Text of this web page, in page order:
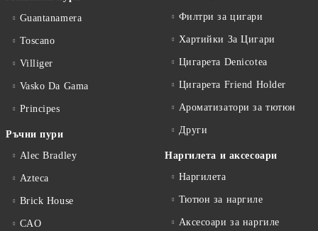
Guantanamera
Toscano
Villiger
Vasko Da Gama
Principes
Ръчни пури
Alec Bradley
Azteca
Brick House
CAO
Филтри за цигари
Хартийки За Цигари
Цигарета Denicotea
Цигарета Friend Holder
Ароматизатори за тютюн
Други
Наргилета и аксесоари
Наргилета
Тютюн за наргиле
Аксесоари за наргиле